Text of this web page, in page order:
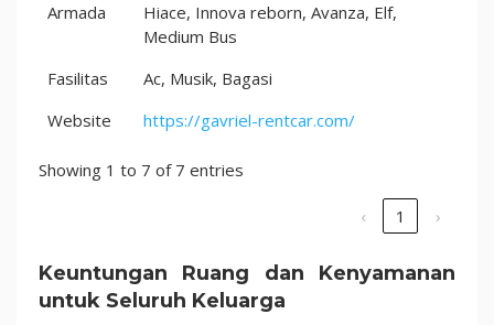
Armada
Hiace, Innova reborn, Avanza, Elf,
Medium Bus
Fasilitas
Ac, Musik, Bagasi
Website
https://gavriel-rentcar.com/
Showing 1 to 7 of 7 entries
‹ 1 ›
Keuntungan Ruang dan Kenyamanan
untuk Seluruh Keluarga